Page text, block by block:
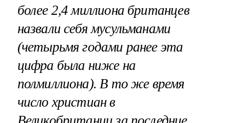
более 2,4 миллиона британцев
назвали себя мусульманами
(четырьмя годами ранее эта
цифра была ниже на
полмиллиона). В то же время
число христиан в